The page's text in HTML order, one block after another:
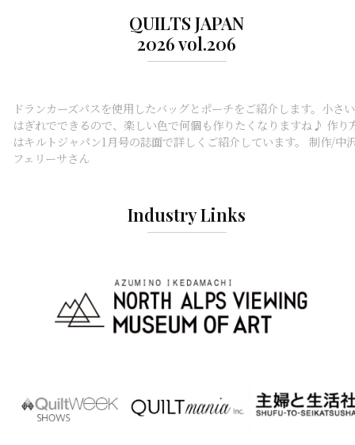
QUILTS JAPAN
2026 vol.206
ドランカーズパスを使用したバッグとポーチをご紹介します。小さい
はぎれでできるので、楽しい色で何個も作りたくなりますね♪ 作り
はキルトジャパン1月号の誌面で詳しくご紹介しています。 制作/中
フェリーサさん
Industry Links